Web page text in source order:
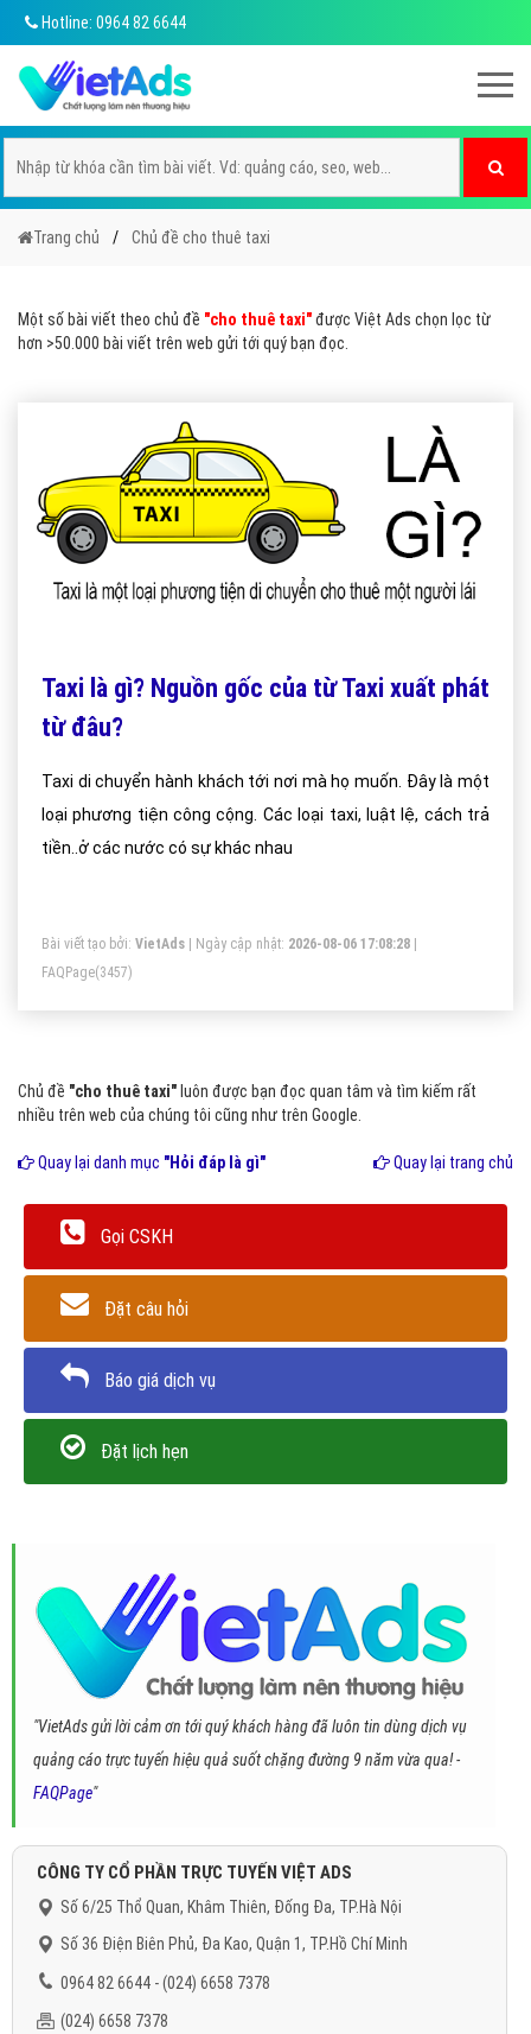
Hotline: 0964 82 6644
Trang chủ Chủ đề cho thuê taxi
Một số bài viết theo chủ đề "cho thuê taxi"được Việt Ads chọn lọc từ
hơn >50.000 bài viết trên web gửi tới quý bạn đọc.
Taxi là gì? Nguồn gốc của từ Taxi xuất phát
từ đâu?
Taxi di chuyển hành khách tới nơi mà họ muốn. Đây là một
loại phương tiện công cộng. Các loại taxi, luật lệ, cách trả
tiền..ở các nước có sự khác nhau
Bài viết tạo bởi: VietAds | Ngày cập nhật: 2026-08-06 17:08:28
FAQPage(3457)
Chủ đề "cho thuê taxi" luôn được bạn đọc quan tâm và tìm kiếm rất
nhiều trên web của chúng tôi cũng như trên Google.
Quay lại danh mục "Hỏi đáp là gì" Quay lại trang chủ
Gọi CSKH
Đặt câu hỏi
Báo giá dịch vụ
Đặt lịch hẹn
"VietAds gửi lời cảm ơn tới quý khách hàng đã luôn tin dùng dịch vụ
quảng cáo trực tuyến hiệu quả suốt chặng đường 9 năm vừa qua! -
FAQPage"
CÔNG TY CỔ PHẦN TRỰC TUYẾN VIỆT ADS
Số 6/25 Thổ Quan, Khâm Thiên, Đống Đa, TP.Hà Nội
Số 36 Điện Biên Phủ, Đa Kao, Quận 1, TP.Hồ Chí Minh
0964 82 6644 - (024) 6658 7378
(024) 6658 7378